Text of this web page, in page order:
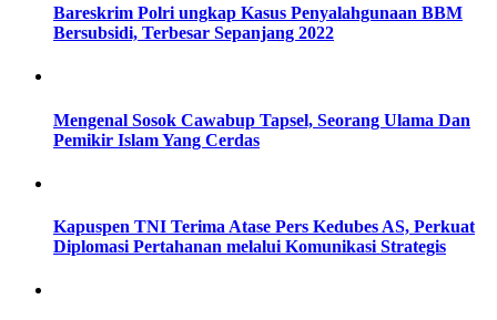
Bareskrim Polri ungkap Kasus Penyalahgunaan BBM
Bersubsidi, Terbesar Sepanjang 2022
Mengenal Sosok Cawabup Tapsel, Seorang Ulama Dan
Pemikir Islam Yang Cerdas
Kapuspen TNI Terima Atase Pers Kedubes AS, Perkuat
Diplomasi Pertahanan melalui Komunikasi Strategis